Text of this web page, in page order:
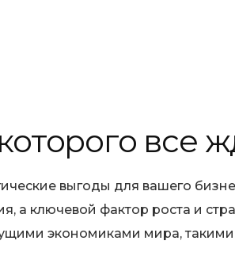
все
выгоды для вашего
а ключевой фактор роста и
экономиками мира,